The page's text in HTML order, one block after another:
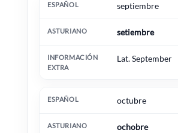
septiembre
setiembre
Lat. September
octubre
ochobre